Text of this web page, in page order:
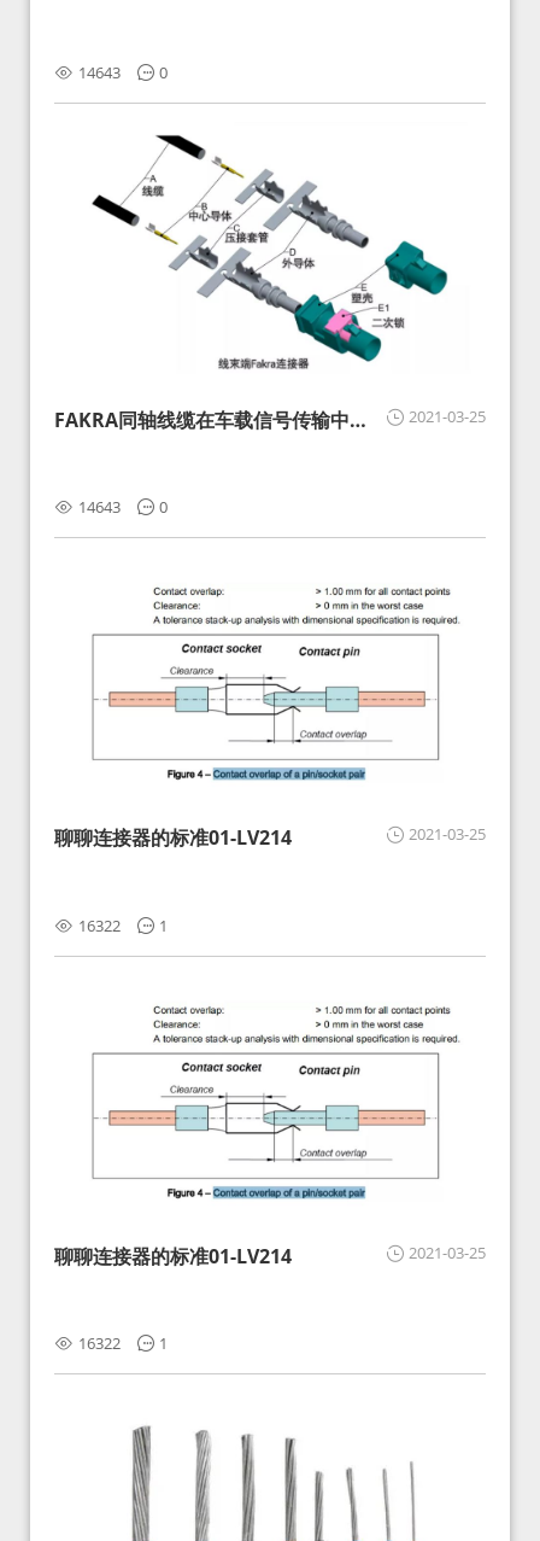
14643 0
2021-03-25
FAKRA同轴线缆在车载信号传输中的
14643 0
2021-03-25
聊聊连接器的标准01-LV214
16322 1
2021-03-25
聊聊连接器的标准01-LV214
16322 1